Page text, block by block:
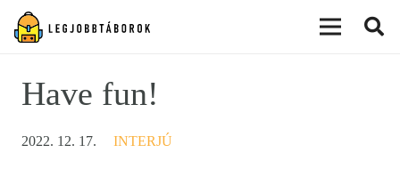
Have fun!
2022. 12. 17. INTERJÚ